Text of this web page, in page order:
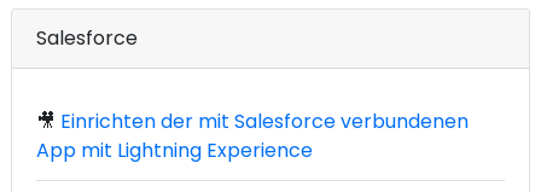
Salesforce
🎥 Einrichten der mit Salesforce verbundenen
App mit Lightning Experience